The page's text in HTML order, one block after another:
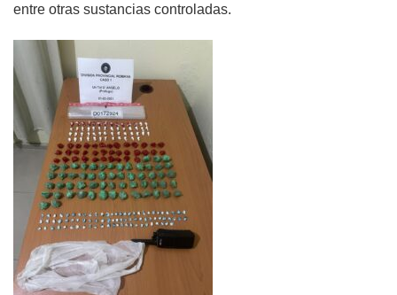
entre otras sustancias controladas.